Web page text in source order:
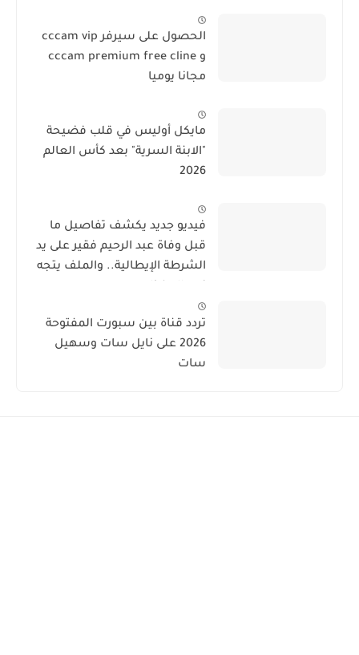
الحصول على سيرفر cccam vip
و cccam premium free cline
مجانا يوميا
مايكل أوليس في قلب فضيحة
"الابنة السرية" بعد كأس العالم
2026
فيديو جديد يكشف تفاصيل ما
قبل وفاة عبد الرحيم فقير على يد
الشرطة الإيطالية.. والملف يتجه
تردد قناة بين سبورت المفتوحة
2026 على نايل سات وسهيل
سات